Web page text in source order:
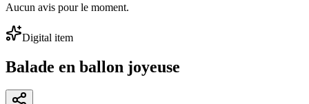
Aucun avis pour le moment.
Digital item
Balade en ballon joyeuse